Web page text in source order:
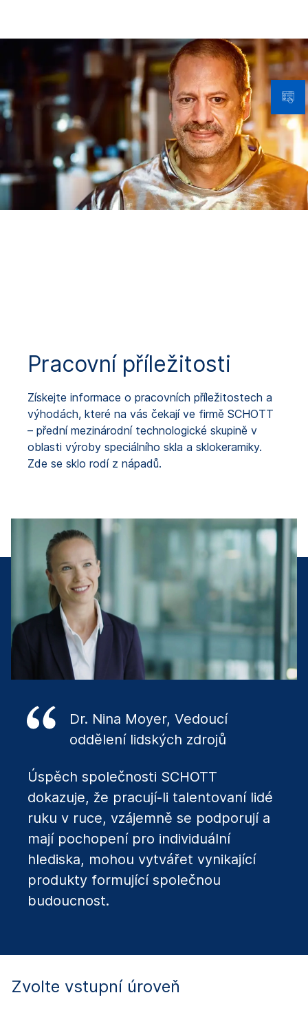
Pracovní příležitosti
Získejte informace o pracovních příležitostech a
výhodách, které na vás čekají ve firmě SCHOTT
– přední mezinárodní technologické skupině v
oblasti výroby speciálního skla a sklokeramiky.
Zde se sklo rodí z nápadů.
Dr. Nina Moyer, Vedoucí
oddělení lidských zdrojů
Úspěch společnosti SCHOTT
dokazuje, že pracují-li talentovaní lidé
ruku v ruce, vzájemně se podporují a
mají pochopení pro individuální
hlediska, mohou vytvářet vynikající
produkty formující společnou
budoucnost.
Zvolte vstupní úroveň